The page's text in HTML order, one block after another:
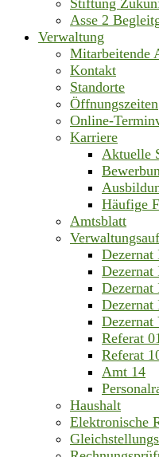
Asse 2
Verwaltung
Mitarbeitende
Kontakt
Standorte
Öffnungszeiten
Online-
Karriere
Aktuelle
Häufige
Amtsblatt
Dezernat
Dezernat
Dezernat
Dezernat
Referat 01
Referat
Amt 14
Haushalt
Elektronische